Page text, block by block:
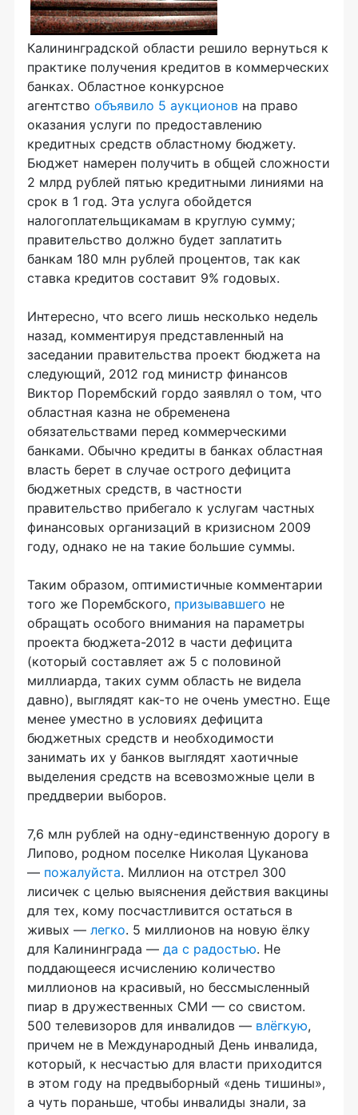
Калининградской области решило вернуться к
практике получения кредитов в коммерческих
банках. Областное конкурсное
агентство объявило 5 аукционов на право
оказания услуги по предоставлению
кредитных средств областному бюджету.
Бюджет намерен получить в общей сложности
2 млрд рублей пятью кредитными линиями на
срок в 1 год. Эта услуга обойдется
налогоплательщикамам в круглую сумму;
правительство должно будет заплатить
банкам 180 млн рублей процентов, так как
ставка кредитов составит 9% годовых.
Интересно, что всего лишь несколько недель
назад, комментируя представленный на
заседании правительства проект бюджета на
следующий, 2012 год министр финансов
Виктор Порембский гордо заявлял о том, что
областная казна не обременена
обязательствами перед коммерческими
банками. Обычно кредиты в банках областная
власть берет в случае острого дефицита
бюджетных средств, в частности
правительство прибегало к услугам частных
финансовых организаций в кризисном 2009
году, однако не на такие большие суммы.
Таким образом, оптимистичные комментарии
того же Порембского, призывавшего не
обращать особого внимания на параметры
проекта бюджета-2012 в части дефицита
(который составляет аж 5 с половиной
миллиарда, таких сумм область не видела
давно), выглядят как-то не очень уместно. Еще
менее уместно в условиях дефицита
бюджетных средств и необходимости
занимать их у банков выглядят хаотичные
выделения средств на всевозможные цели в
преддверии выборов.
7,6 млн рублей на одну-единственную дорогу в
Липово, родном поселке Николая Цуканова
— пожалуйста. Миллион на отстрел 300
лисичек с целью выяснения действия вакцины
для тех, кому посчастливится остаться в
живых — легко. 5 миллионов на новую ёлку
для Калининграда — да с радостью. Не
поддающееся исчислению количество
миллионов на красивый, но бессмысленный
пиар в дружественных СМИ — со свистом.
500 телевизоров для инвалидов — влёгкую,
причем не в Международный День инвалида,
который, к несчастью для власти приходится
в этом году на предвыборный «день тишины»,
а чуть пораньше, чтобы инвалиды знали, за